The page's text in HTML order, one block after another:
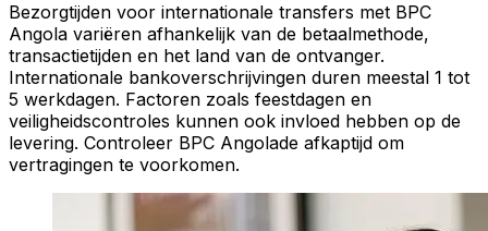
Bezorgtijden voor internationale transfers met BPC
Angola variëren afhankelijk van de betaalmethode,
transactietijden en het land van de ontvanger.
Internationale bankoverschrijvingen duren meestal 1 tot
5 werkdagen. Factoren zoals feestdagen en
veiligheidscontroles kunnen ook invloed hebben op de
levering. Controleer BPC Angolade afkaptijd om
vertragingen te voorkomen.